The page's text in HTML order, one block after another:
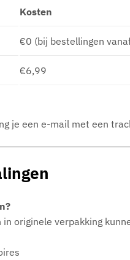
Kosten
€0 (bij bestellingen
€6,99
je een e-mail met een
originele verpakking